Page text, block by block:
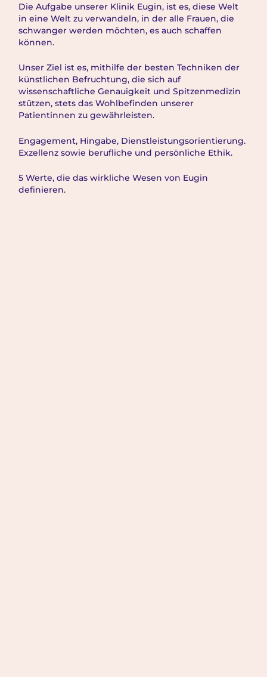
Die Aufgabe unserer Klinik Eugin, ist es, diese Welt
in eine Welt zu verwandeln, in der alle Frauen, die
schwanger werden möchten, es auch schaffen
können.
Unser Ziel ist es, mithilfe der besten Techniken der
künstlichen Befruchtung, die sich auf
wissenschaftliche Genauigkeit und Spitzenmedizin
stützen, stets das Wohlbefinden unserer
Patientinnen zu gewährleisten.
Engagement, Hingabe, Dienstleistungsorientierung.
Exzellenz sowie berufliche und persönliche Ethik.
5 Werte, die das wirkliche Wesen von Eugin
definieren.